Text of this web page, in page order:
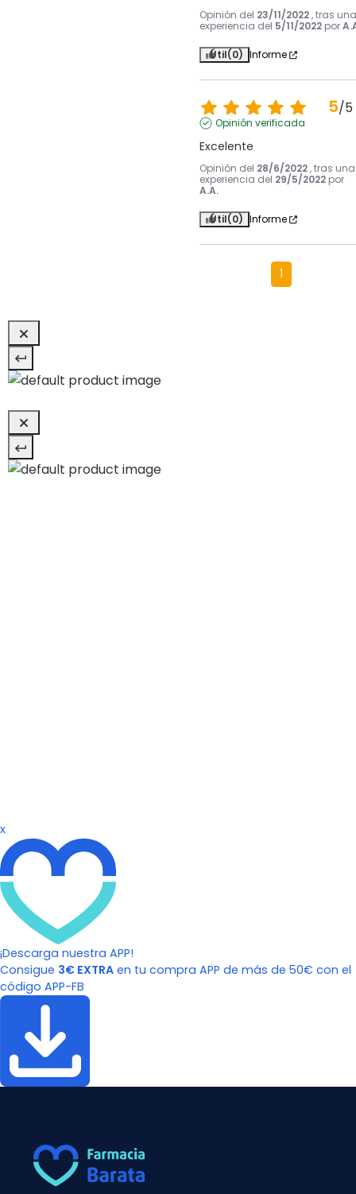
Opinión del 23/11/2022 , tras una
experiencia del 5/11/2022 por
Útil(0) Informe
5/5
Opinión verificada
Excelente
Opinión del 28/6/2022 , tras una
experiencia del 29/5/2022 por
A.A.
Útil(0) Informe
1
x
¡Descarga nuestra APP!
Consigue 3€ EXTRA en tu compra APP de más de 50€ con el
código APP-FB